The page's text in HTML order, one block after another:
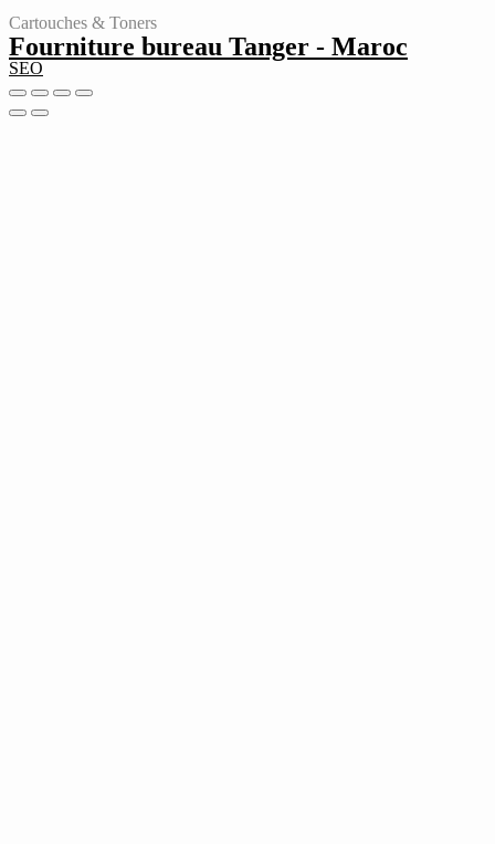
Cartouches & Toners
Fourniture bureau Tanger - Maroc
SEO